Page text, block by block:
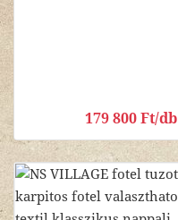
179 800 Ft/db